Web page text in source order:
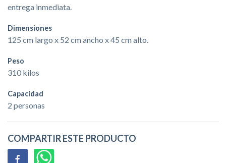
entrega inmediata.
Dimensiones
125 cm largo x 52 cm ancho x 45 cm alto.
Peso
310 kilos
Capacidad
2 personas
COMPARTIR ESTE PRODUCTO